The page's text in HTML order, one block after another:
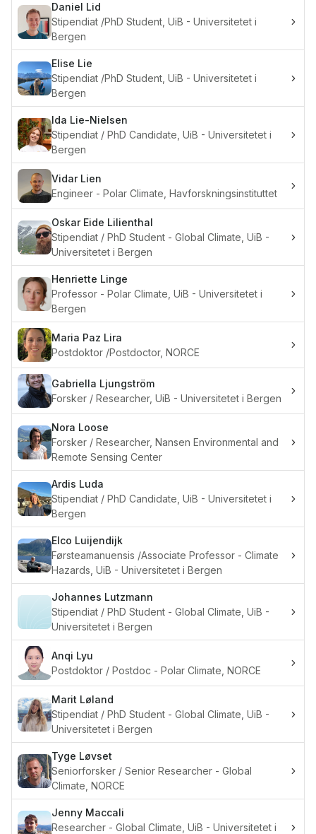
Daniel Lid
Stipendiat /PhD Student, UiB - Universitetet i
Bergen
Elise Lie
Stipendiat /PhD Student, UiB - Universitetet i
Bergen
Ida Lie-Nielsen
Stipendiat / PhD Candidate, UiB - Universitetet i
Bergen
Vidar Lien
Engineer - Polar Climate, Havforskningsinstituttet
Oskar Eide Lilienthal
Stipendiat / PhD Student - Global Climate, UiB -
Universitetet i Bergen
Henriette Linge
Professor - Polar Climate, UiB - Universitetet i
Bergen
Maria Paz Lira
Postdoktor /Postdoctor, NORCE
Gabriella Ljungström
Forsker / Researcher, UiB - Universitetet i Bergen
Nora Loose
Forsker / Researcher, Nansen Environmental and
Remote Sensing Center
Ardis Luda
Stipendiat / PhD Candidate, UiB - Universitetet i
Bergen
Elco Luijendijk
Førsteamanuensis /Associate Professor - Climate
Hazards, UiB - Universitetet i Bergen
Johannes Lutzmann
Stipendiat / PhD Student - Global Climate, UiB -
Universitetet i Bergen
Anqi Lyu
Postdoktor / Postdoc - Polar Climate, NORCE
Marit Løland
Stipendiat / PhD Student - Global Climate, UiB -
Universitetet i Bergen
Tyge Løvset
Seniorforsker / Senior Researcher - Global
Climate, NORCE
Jenny Maccali
Researcher - Global Climate, UiB - Universitetet i